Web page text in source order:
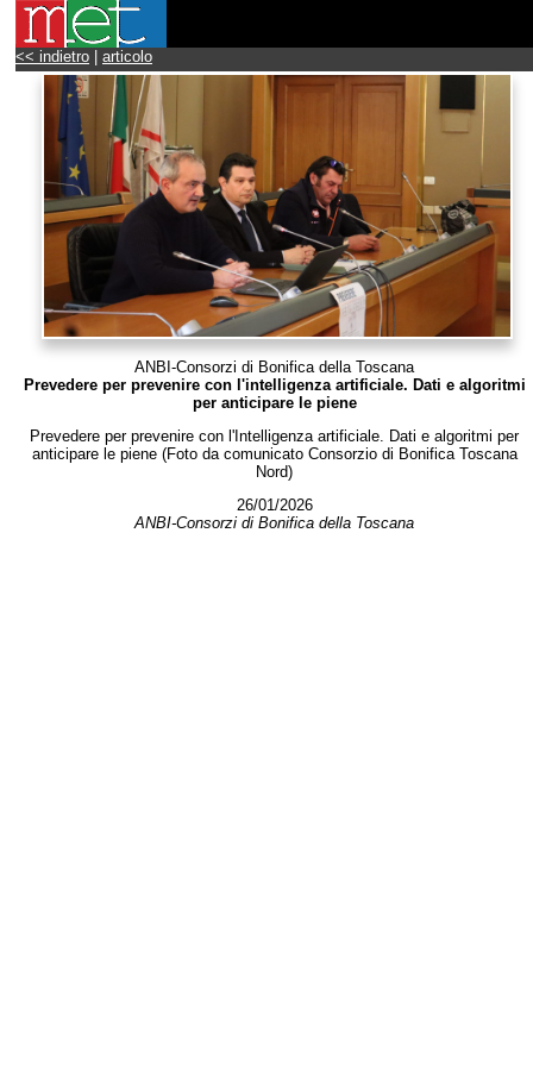
<< indietro articolo
ANBI-Consorzi di Bonifica della Toscana
Prevedere per prevenire con l'intelligenza artificiale. Dati e algoritmi
per anticipare le piene
Prevedere per prevenire con l'Intelligenza artificiale. Dati e algoritmi per
anticipare le piene (Foto da comunicato Consorzio di Bonifica Toscana
Nord)
26/01/2026
ANBI-Consorzi di Bonifica della Toscana